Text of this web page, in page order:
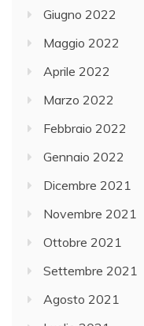
Giugno 2022
Maggio 2022
Aprile 2022
Marzo 2022
Febbraio 2022
Gennaio 2022
Dicembre 2021
Novembre 2021
Ottobre 2021
Settembre 2021
Agosto 2021